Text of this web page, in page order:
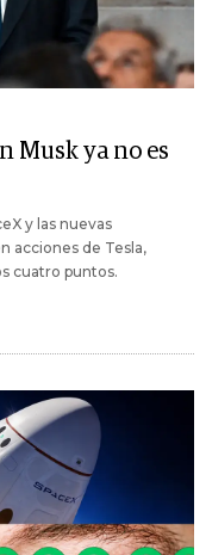
Musk ya no es
y las nuevas
acciones de Tesla,
cuatro puntos.